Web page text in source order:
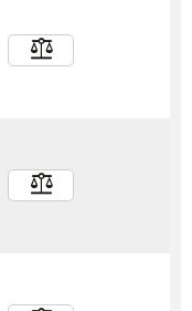
balance
balance